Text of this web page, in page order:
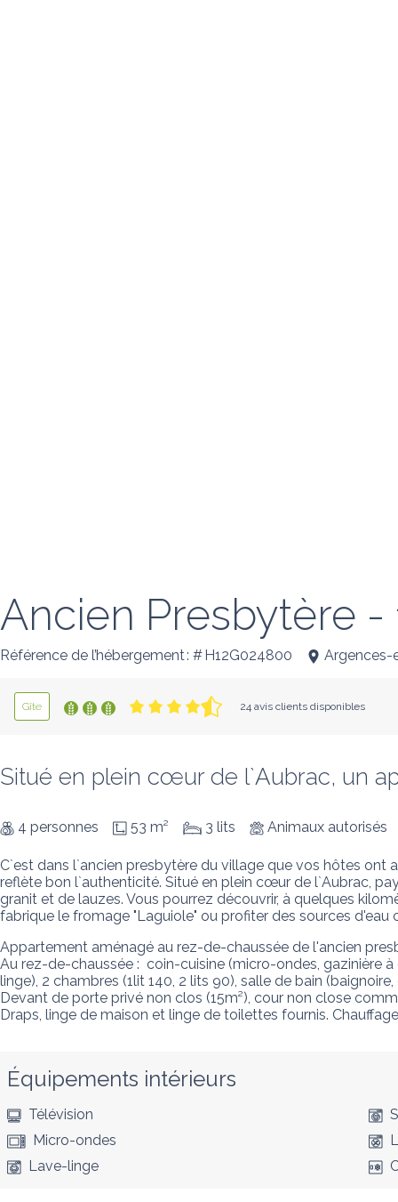
Ancien Presbytère -
Référence de l’hébergement : # H12G024800 Argences-
Gîte 24 avis clients disponibles
Situé en plein cœur de l`Aubrac, un
4 personnes 53 m² 3 lits Animaux autorisés
C`est dans l`ancien presbytère du village que vos hôtes
reflète bon l`authenticité. Situé en plein cœur de l`Aubrac,
granit et de lauzes. Vous pourrez découvrir, à quelques
fabrique le fromage "Laguiole" ou profiter des sources
Appartement aménagé au rez-de-chaussée de l'ancien
Au rez-de-chaussée :  coin-cuisine (micro-ondes, gazinière
linge), 2 chambres (1lit 140, 2 lits 90), salle de bain
Devant de porte privé non clos (15m²), cour non close
Draps, linge de maison et linge de toilettes fournis.
Équipements intérieurs
Télévision
Micro-ondes
Lave-linge